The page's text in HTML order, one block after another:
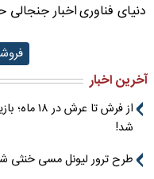
دنیای فناوریاخبار جنجالی
آخرین اخبار
از فرش تا
شد!
طرح ترور لیونل مسی خنثی